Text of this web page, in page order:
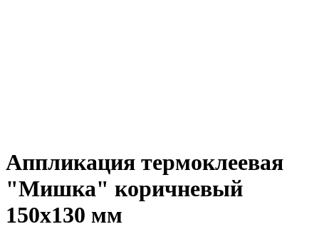
Аппликация термоклеевая
"Мишка" коричневый
150х130 мм